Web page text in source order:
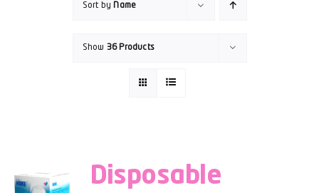
Sort by Name
Show 36 Products
Disposable